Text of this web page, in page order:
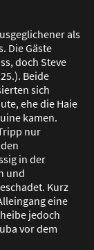
als
Die Gäste
doch Steve
Beide
sich
ehe die Haie
kamen.
nur
in der
und
Kurz
eine
jedoch
vor dem